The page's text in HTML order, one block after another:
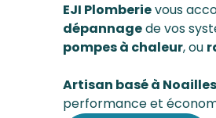
EJI Plomberievous
dépannagede vos
pompes à chaleur, ou
Artisan basé à Noailles
performance et